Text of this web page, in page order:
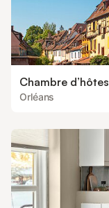
Chambre d’hôtes
Orléans